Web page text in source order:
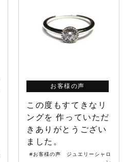
お客様の声
この度もすてきなリ
ングを 作っていただ
きありがとうござい
ました。
#お客様の声 ジュエリーシャロ